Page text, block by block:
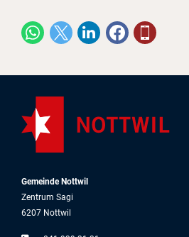
Gemeinde Nottwil
Zentrum Sagi
6207 Nottwil